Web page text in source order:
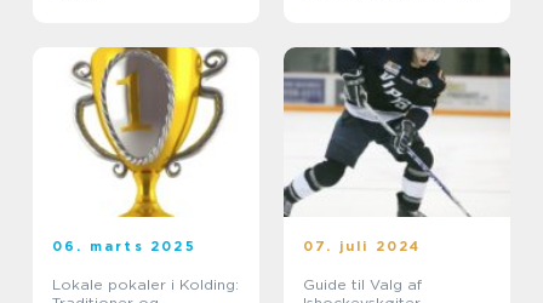
06. marts 2025
Lokale pokaler i Kolding:
07. juli 2024
Guide til Valg af